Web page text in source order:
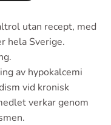
utan recept, med
hela Sverige.
av hypokalcemi
vid kronisk
verkar genom